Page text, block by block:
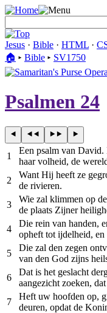
Jesus · Bible · HTML ·
🏠︎ ▸ Bible ▸ SV1750
Psalmen 24
1
Een psalm van David.
haar volheid, de
2
Want Hij heeft ze
de rivieren.
3
Wie zal klimmen op
de plaats Zijner
4
Die rein van handen,
opheft tot ijdelheid,
5
Die zal den zegen
van den God zijns
6
Dat is het geslacht
aangezicht zoeken,
7
Heft uw hoofden op,
deuren, opdat de